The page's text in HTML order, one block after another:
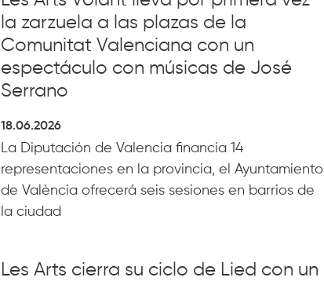
la zarzuela a las plazas de la
Comunitat Valenciana con un
espectáculo con músicas de José
Serrano
18.06.2026
La Diputación de Valencia financia 14
representaciones en la provincia, el Ayuntamiento
de València ofrecerá seis sesiones en barrios de
la ciudad
Les Arts cierra su ciclo de Lied con un